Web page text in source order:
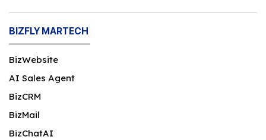
BIZFLY MARTECH
BizWebsite
AI Sales Agent
BizCRM
BizMail
BizChatAI